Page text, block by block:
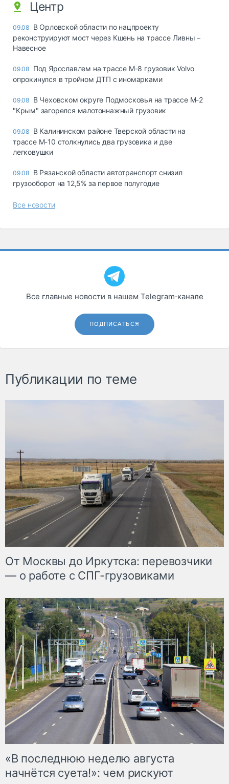
Центр
09.08 В Орловской области по нацпроекту
реконструируют мост через Кшень на трассе Ливны –
Навесное
09.08 Под Ярославлем на трассе М-8 грузовик Volvo
опрокинулся в тройном ДТП с иномарками
09.08 В Чеховском округе Подмосковья на трассе М-2
"Крым" загорелся малотоннажный грузовик
09.08 В Калининском районе Тверской области на
трассе М-10 столкнулись два грузовика и две
легковушки
09.08 В Рязанской области автотранспорт снизил
грузооборот на 12,5% за первое полугодие
Все новости
Все главные новости в нашем Telegram‑канале
ПОДПИСАТЬСЯ
Публикации по теме
От Москвы до Иркутска: перевозчики
— о работе с СПГ-грузовиками
«В последнюю неделю августа
начнётся суета!»: чем рискуют